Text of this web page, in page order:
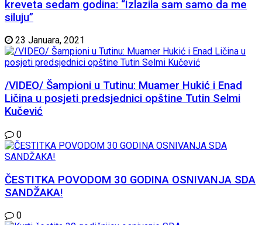
kreveta sedam godina: “Izlazila sam samo da me
siluju”
23 Januara, 2021
/VIDEO/ Šampioni u Tutinu: Muamer Hukić i Enad
Ličina u posjeti predsjednici opštine Tutin Selmi
Kučević
0
ČESTITKA POVODOM 30 GODINA OSNIVANJA SDA
SANDŽAKA!
0